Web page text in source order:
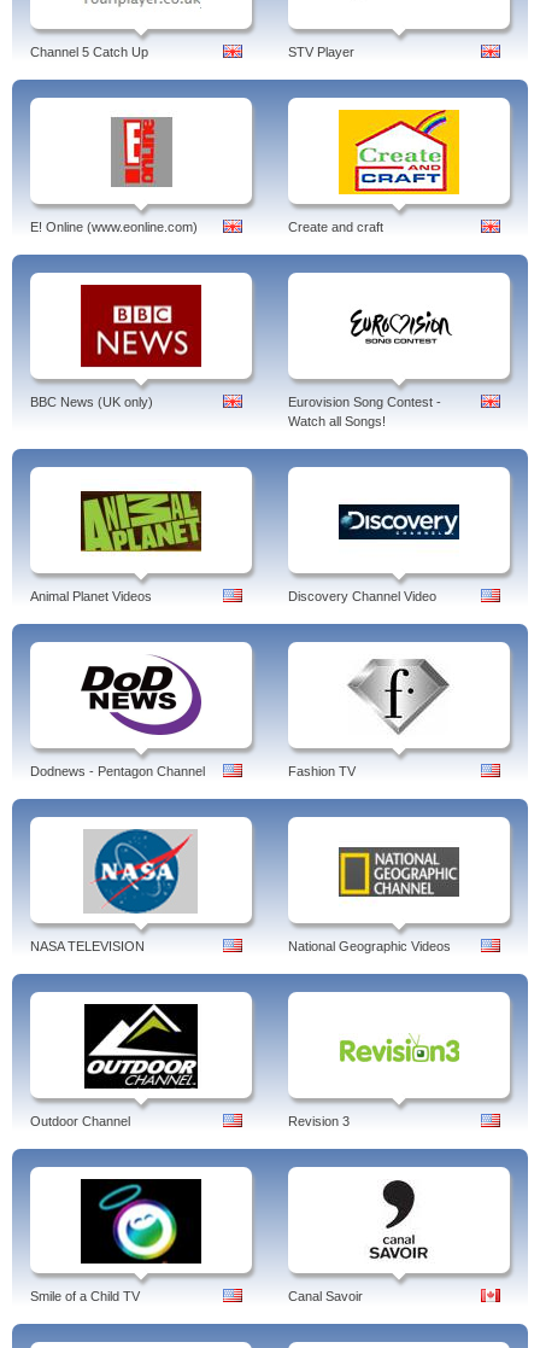
Channel 5 Catch Up STV Player
E! Online (www.eonline.com) Create and craft
BBC News (UK only)
Eurovision Song Contest -
Watch all Songs!
Animal Planet Videos Discovery Channel Video
Dodnews - Pentagon Channel Fashion TV
NASA TELEVISION National Geographic Videos
Outdoor Channel Revision 3
Smile of a Child TV Canal Savoir